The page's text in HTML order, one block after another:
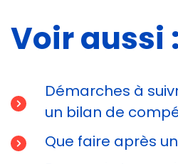
Voir aussi :
Démarches à
un bilan de
Que faire après